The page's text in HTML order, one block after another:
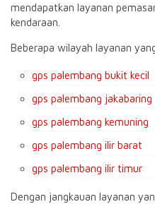
mendapatkan layanan
kendaraan.
Beberapa wilayah layanan
gps palembang bukit kecil
gps palembang jakabaring
gps palembang kemuning
gps palembang ilir barat
gps palembang ilir timur
Dengan jangkauan layanan